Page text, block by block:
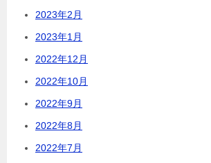
2023年2月
2023年1月
2022年12月
2022年10月
2022年9月
2022年8月
2022年7月